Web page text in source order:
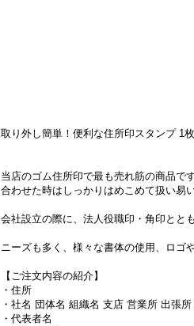
取り外し簡単！便利な住所印スタンプ 1
当店のゴム住所印で最も売れ筋の商品で
合わせた時はしっかりはめこめて扱い易
会社設立の際に、法人役職印・角印とと
ニーズも多く、様々な書体の使用、ロゴ
【ご注文内容の紹介】
・住所
・社名 団体名 組織名 支店 営業所 出張
・代表者名